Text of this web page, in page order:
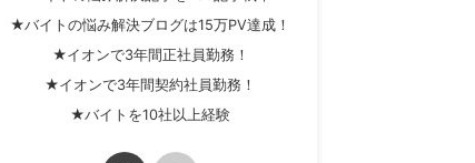
★バイトの悩み解決ブログは15万PV達成！
★イオンで3年間正社員勤務！
★イオンで3年間契約社員勤務！
★バイトを10社以上経験